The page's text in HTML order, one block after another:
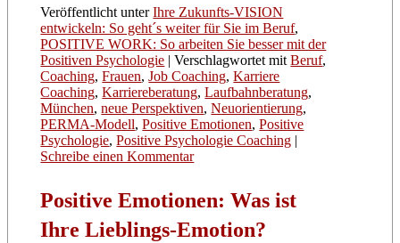
Veröffentlicht unter Ihre Zukunfts-VISION
entwickeln: So geht´s weiter für Sie im Beruf,
POSITIVE WORK: So arbeiten Sie besser mit der
Positiven Psychologie |Verschlagwortet mit Beruf,
Coaching,Frauen,Job Coaching,Karriere
Coaching,Karriereberatung,Laufbahnberatung,
München,neue Perspektiven,Neuorientierung,
PERMA-Modell,Positive Emotionen,Positive
Psychologie,Positive Psychologie Coaching |
Schreibe einen Kommentar
Positive Emotionen: Was ist
Ihre Lieblings-Emotion?